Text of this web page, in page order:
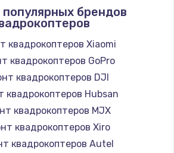
брендов
квадрокоптеров Xiaomi
квадрокоптеров GoPro
квадрокоптеров DJI
квадрокоптеров Hubsan
квадрокоптеров MJX
квадрокоптеров Xiro
квадрокоптеров Autel